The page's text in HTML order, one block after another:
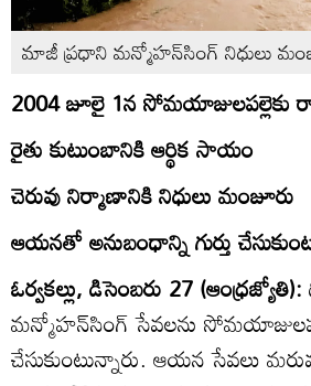
మాజీ ప్రధాని మన్మోహన్‌సింగ్‌ నిధులు
2004 జూలై 1న సోమయాజులపల్లెకు
రైతు కుటుంబానికి ఆర్థిక సాయం
చెరువు నిర్మాణానికి నిధులు మంజూరు
ఆయనతో అనుబంధాన్ని గుర్తు
ఓర్వకల్లు, డిసెంబరు 27 (ఆంధ్రజ్యోతి):
మన్మోహన్‌సింగ్‌ సేవలను
చేసుకుంటున్నారు. ఆయన సేవలు